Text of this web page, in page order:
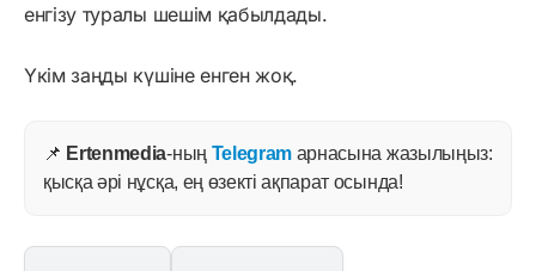
енгізу туралы шешім қабылдады.
Үкім заңды күшіне енген жоқ.
📌 Ertenmedia-ның Telegram арнасына жазылыңыз:
қысқа әрі нұсқа, ең өзекті ақпарат осында!